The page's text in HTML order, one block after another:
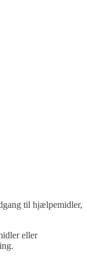
til hjælpemidler,
eller